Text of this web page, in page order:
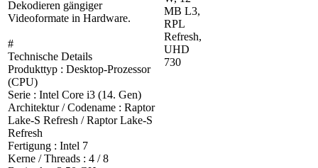
Dekodieren gängiger
Videoformate in Hardware.
#
Technische Details
Produkttyp : Desktop-Prozessor
(CPU)
Serie : Intel Core i3 (14. Gen)
Architektur / Codename : Raptor
Lake-S Refresh / Raptor Lake-S
Refresh
Fertigung : Intel 7
Kerne / Threads : 4 / 8
MB L3,
RPL
Refresh,
UHD
730